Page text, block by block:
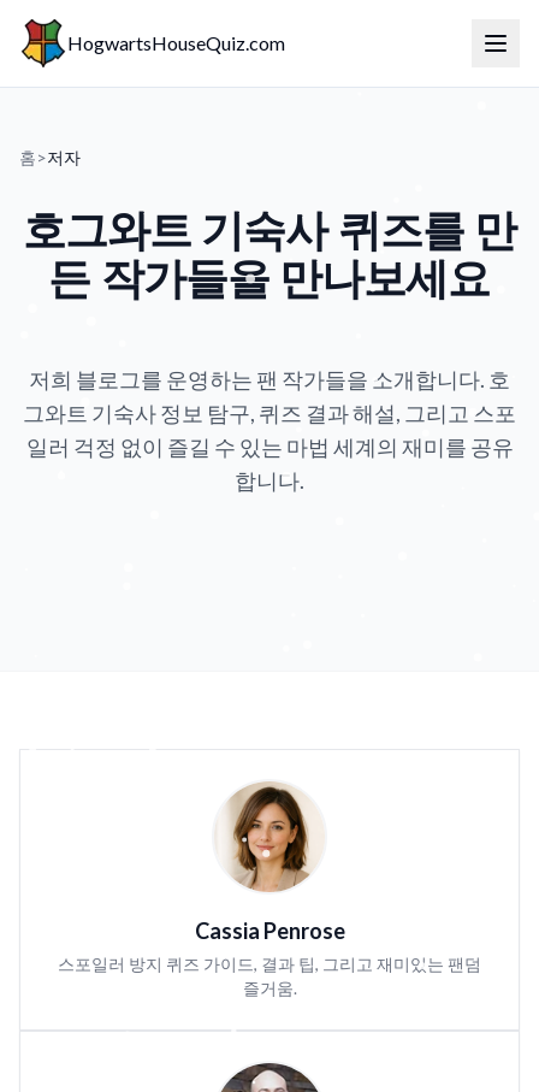
HogwartsHouseQuiz.com 메뉴
홈>저자
호그와트 기숙사 퀴즈를 만
든 작가들을 만나보세요
저희 블로그를 운영하는 팬 작가들을 소개합니다. 호
그와트 기숙사 정보 탐구, 퀴즈 결과 해설, 그리고 스포
일러 걱정 없이 즐길 수 있는 마법 세계의 재미를 공유
합니다.
Cassia Penrose
스포일러 방지 퀴즈 가이드, 결과 팁, 그리고 재미있는 팬덤
즐거움.